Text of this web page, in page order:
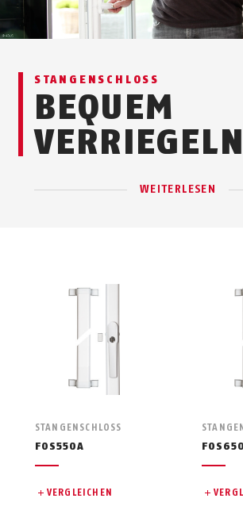
STANG­EN­SCHLOSS
BEQUEM
VERRIEGELN
WEITERLESEN
STANGENSCHLOSS
FOS550A
VERGLEICHEN
FOS650